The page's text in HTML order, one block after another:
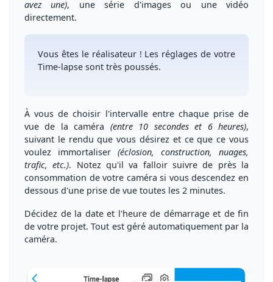
avez une), unesérie d'images ou une vidéo
directement.
Vous êtes le réalisateur ! Les réglages de votre
Time-lapse sont très poussés.
À vous dechoisir l'intervalle entre chaque prise de
vue de la caméra (entre 10 secondes et 6 heures),
suivant le rendu que vous désirez et ce que ce vous
voulez immortaliser (éclosion, construction, nuages,
trafic, etc.). Notez qu'il va falloir suivre de près la
consommation de votre caméra si vous descendez en
dessous d'une prise de vue toutes les 2 minutes.
Décidez de la date et l'heure de démarrage et de fin
de votre projet. Tout est géré automatiquement par la
caméra.